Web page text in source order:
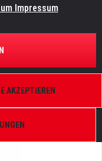
KOMPONENTEN
Impressum
AKZEPTIEREN